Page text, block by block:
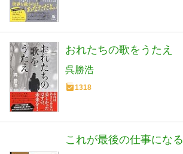
おれたちの歌をうたえ
呉勝浩
1318
これが最後の仕事になる